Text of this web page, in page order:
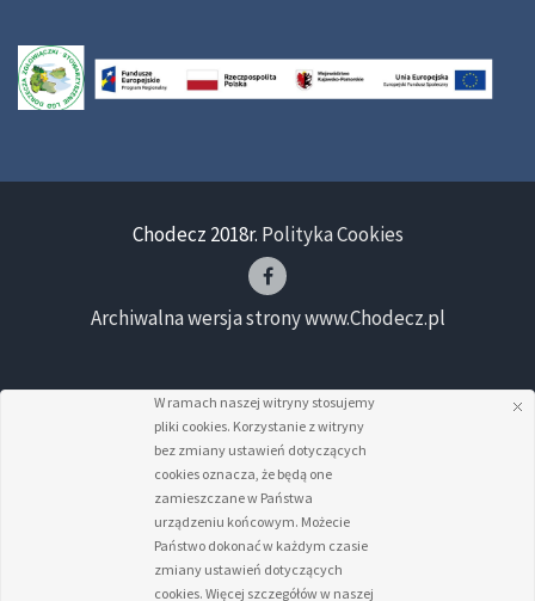
Chodecz 2018r. Polityka Cookies
Archiwalna wersja strony www.Chodecz.pl
W ramach naszej witryny stosujemy
pliki cookies. Korzystanie z witryny
bez zmiany ustawień dotyczących
cookies oznacza, że będą one
zamieszczane w Państwa
urządzeniu końcowym. Możecie
Państwo dokonać w każdym czasie
zmiany ustawień dotyczących
cookies. Więcej szczegółów w naszej